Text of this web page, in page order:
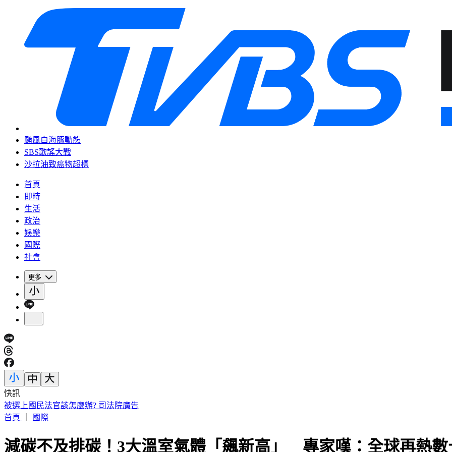
颱風白海豚動態
SBS歌謠大戰
沙拉油致癌物超標
首頁
即時
生活
政治
娛樂
國際
社會
更多
快訊
快訊／議員范織欽涉貪遭聲押 法院裁定120萬交保限制住居
首頁
國際
減碳不及排碳！3大溫室氣體「飆新高」 專家嘆：全球再熱數